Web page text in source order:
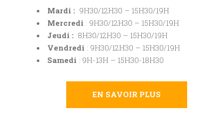
Mardi : 9H30/12H30 – 15H30/19H
Mercredi : 9H30/12H30 – 15H30/19H
Jeudi : 8H30/12H30 – 15H30/19H
Vendredi : 9H30/12H30 – 15H30/19H
Samedi : 9H-13H – 15H30-18H30
EN SAVOIR PLUS